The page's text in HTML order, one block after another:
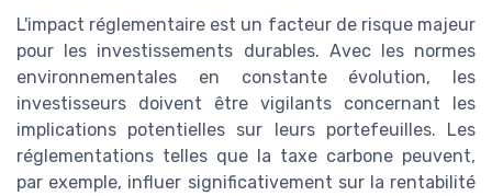
L'impact réglementaire est un facteur de risque majeur
pour les investissements durables. Avec les normes
environnementales en constante évolution, les
investisseurs doivent être vigilants concernant les
implications potentielles sur leurs portefeuilles. Les
réglementations telles que la taxe carbone peuvent,
par exemple, influer significativement sur la rentabilité